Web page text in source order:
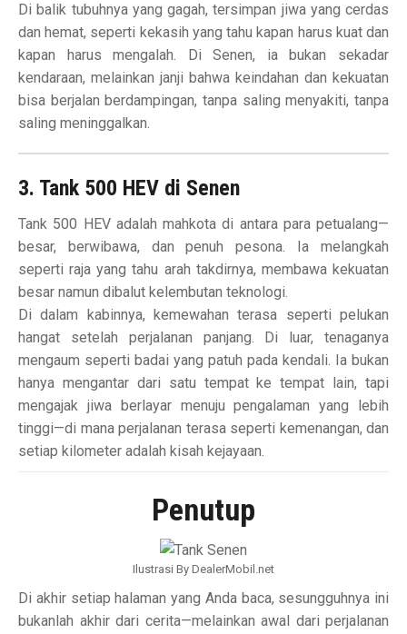
Di balik tubuhnya yang gagah, tersimpan jiwa yang cerdas
dan hemat, seperti kekasih yang tahu kapan harus kuat dan
kapan harus mengalah. Di Senen, ia bukan sekadar
kendaraan, melainkan janji bahwa keindahan dan kekuatan
bisa berjalan berdampingan, tanpa saling menyakiti, tanpa
saling meninggalkan.
3. Tank 500 HEV di Senen
Tank 500 HEV adalah mahkota di antara para petualang—
besar, berwibawa, dan penuh pesona. Ia melangkah
seperti raja yang tahu arah takdirnya, membawa kekuatan
besar namun dibalut kelembutan teknologi.
Di dalam kabinnya, kemewahan terasa seperti pelukan
hangat setelah perjalanan panjang. Di luar, tenaganya
mengaum seperti badai yang patuh pada kendali. Ia bukan
hanya mengantar dari satu tempat ke tempat lain, tapi
mengajak jiwa berlayar menuju pengalaman yang lebih
tinggi—di mana perjalanan terasa seperti kemenangan, dan
setiap kilometer adalah kisah kejayaan.
Penutup
Ilustrasi By DealerMobil.net
Di akhir setiap halaman yang Anda baca, sesungguhnya ini
bukanlah akhir dari cerita—melainkan awal dari perjalanan